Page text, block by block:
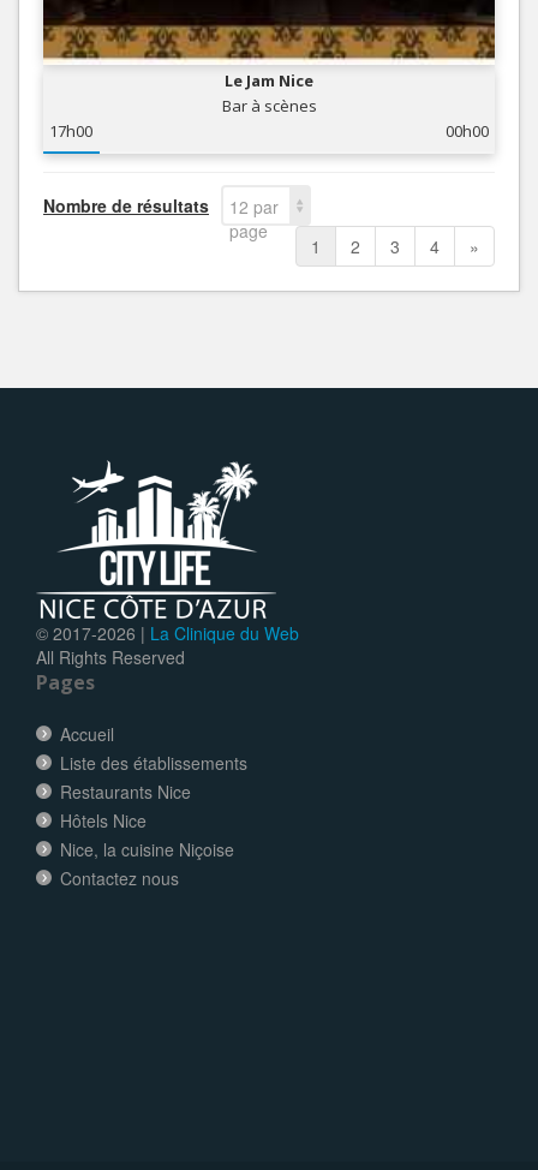
Le Jam Nice
Bar à scènes
17h00
00h00
Nombre de résultats
12 par
page
1 2 3 4 »
© 2017-2026 | La Clinique du Web
All Rights Reserved
Pages
Accueil
Liste des établissements
Restaurants Nice
Hôtels Nice
Nice, la cuisine Niçoise
Contactez nous